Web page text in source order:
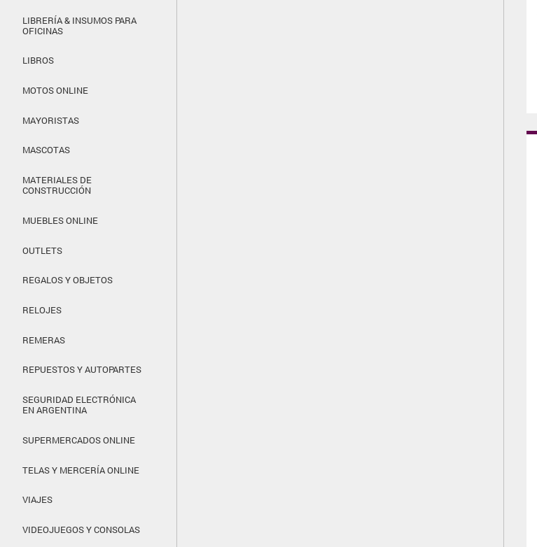
LIBRERÍA & INSUMOS PARA
OFICINAS
LIBROS
MOTOS ONLINE
MAYORISTAS
MASCOTAS
MATERIALES DE
CONSTRUCCIÓN
MUEBLES ONLINE
OUTLETS
REGALOS Y OBJETOS
RELOJES
REMERAS
REPUESTOS Y AUTOPARTES
SEGURIDAD ELECTRÓNICA
EN ARGENTINA
SUPERMERCADOS ONLINE
TELAS Y MERCERÍA ONLINE
VIAJES
VIDEOJUEGOS Y CONSOLAS